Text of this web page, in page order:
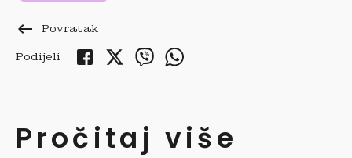
keyboard_backspace Povratak
Podijeli
Pročitaj više